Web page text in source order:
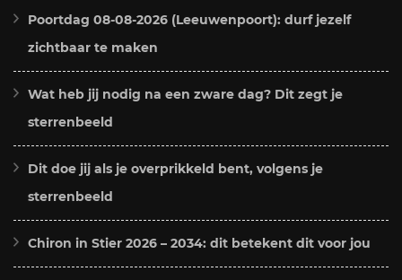
Poortdag 08-08-2026 (Leeuwenpoort): durf jezelf
zichtbaar te maken
Wat heb jij nodig na een zware dag? Dit zegt je
sterrenbeeld
Dit doe jij als je overprikkeld bent, volgens je
sterrenbeeld
Chiron in Stier 2026 – 2034: dit betekent dit voor jou